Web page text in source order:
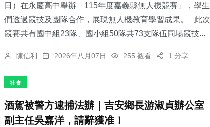
日）在永慶高中舉辦「115年度嘉義縣無人機競賽」，學生
們透過競技及團隊合作，展現無人機教育學習成果。 此次
競賽共有國中組23隊、國小組50隊共73支隊伍同場競技...
陳信利 2026年八月07日 255 觀看 1 分享
社會
酒駕被警方逮捕法辦｜吉安鄉長游淑貞辦公室
副主任吳嘉洋，請辭獲准！